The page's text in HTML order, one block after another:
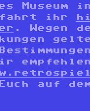
Museum
ihr
. Wegen
auf